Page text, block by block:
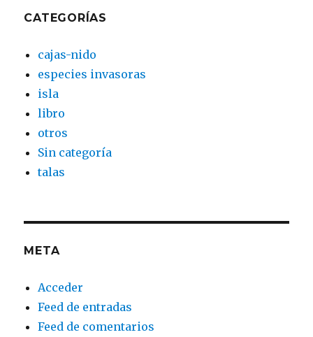
CATEGORÍAS
cajas-nido
especies invasoras
isla
libro
otros
Sin categoría
talas
META
Acceder
Feed de entradas
Feed de comentarios